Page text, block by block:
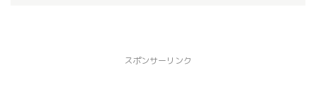
スポンサーリンク